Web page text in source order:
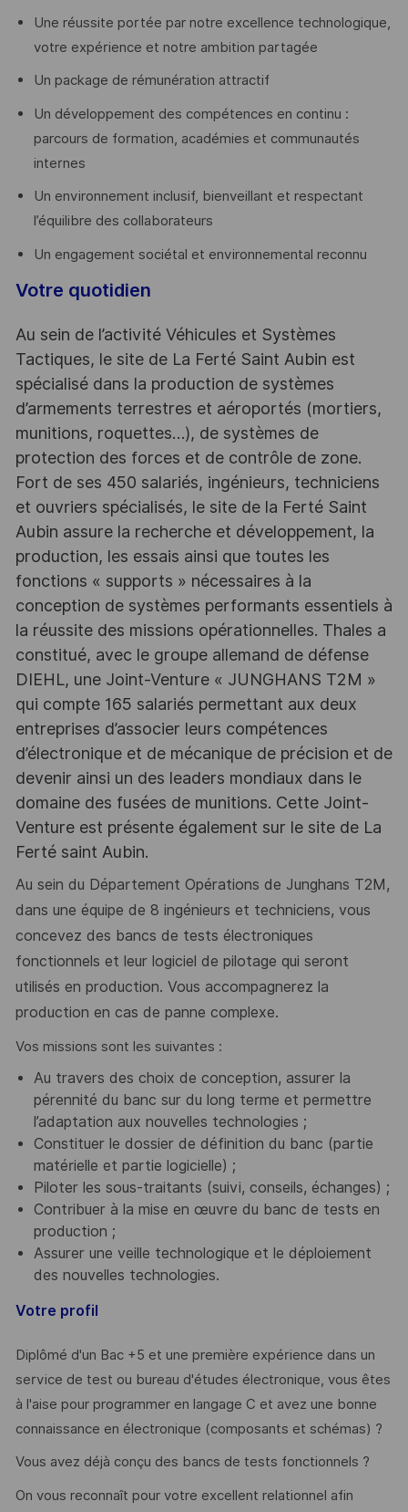
Une réussite portée par notre excellence technologique,
votre expérience et notre ambition partagée
Un package de rémunération attractif
Un développement des compétences en continu :
parcours de formation, académies et communautés
internes
Un environnement inclusif, bienveillant et respectant
l’équilibre des collaborateurs
Un engagement sociétal et environnemental reconnu
Votre quotidien
Au sein de l’activité Véhicules et Systèmes
Tactiques, le site de La Ferté Saint Aubin est
spécialisé dans la production de systèmes
d’armements terrestres et aéroportés (mortiers,
munitions, roquettes…), de systèmes de
protection des forces et de contrôle de zone.
Fort de ses 450 salariés, ingénieurs, techniciens
et ouvriers spécialisés, le site de la Ferté Saint
Aubin assure la recherche et développement, la
production, les essais ainsi que toutes les
fonctions « supports » nécessaires à la
conception de systèmes performants essentiels à
la réussite des missions opérationnelles. Thales a
constitué, avec le groupe allemand de défense
DIEHL, une Joint-Venture « JUNGHANS T2M »
qui compte 165 salariés permettant aux deux
entreprises d’associer leurs compétences
d’électronique et de mécanique de précision et de
devenir ainsi un des leaders mondiaux dans le
domaine des fusées de munitions. Cette Joint-
Venture est présente également sur le site de La
Ferté saint Aubin.
Au sein du Département Opérations de Junghans T2M,
dans une équipe de 8 ingénieurs et techniciens, vous
concevez des bancs de tests électroniques
fonctionnels et leur logiciel de pilotage qui seront
utilisés en production. Vous accompagnerez la
production en cas de panne complexe.
Vos missions sont les suivantes :
Au travers des choix de conception, assurer la
pérennité du banc sur du long terme et permettre
l’adaptation aux nouvelles technologies ;
Constituer le dossier de définition du banc (partie
matérielle et partie logicielle) ;
Piloter les sous-traitants (suivi, conseils, échanges) ;
Contribuer à la mise en œuvre du banc de tests en
production ;
Assurer une veille technologique et le déploiement
des nouvelles technologies.
Votre profil
Diplômé d'un Bac +5 et une première expérience dans un
service de test ou bureau d'études électronique, vous êtes
à l'aise pour programmer en langage C et avez une bonne
connaissance en électronique (composants et schémas) ?
Vous avez déjà conçu des bancs de tests fonctionnels ?
On vous reconnaît pour votre excellent relationnel afin